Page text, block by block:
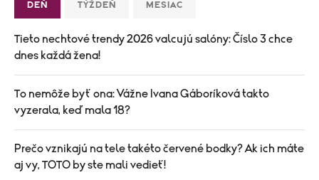
DEŇ TÝŽDEŇ MESIAC
Tieto nechtové trendy 2026 valcujú salóny: Číslo 3 chce
dnes každá žena!
To nemôže byť ona: Vážne Ivana Gáboríková takto
vyzerala, keď mala 18?
Prečo vznikajú na tele takéto červené bodky? Ak ich máte
aj vy, TOTO by ste mali vedieť!